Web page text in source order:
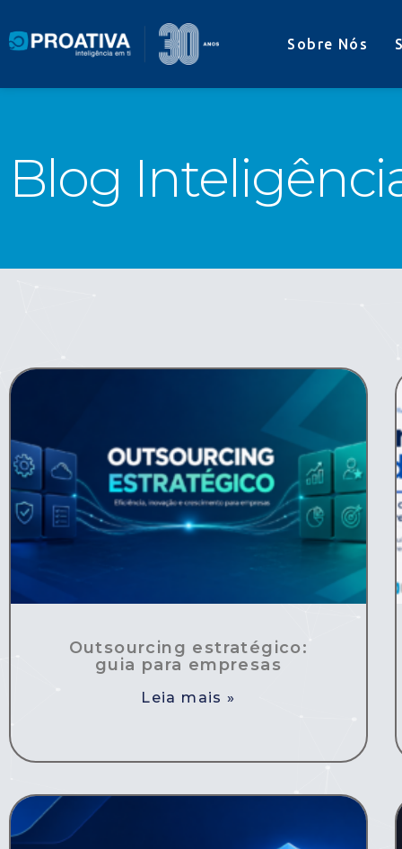
Sobre Nós
Blog
Outsourcing estratégico:
guia para empresas
Leia mais »